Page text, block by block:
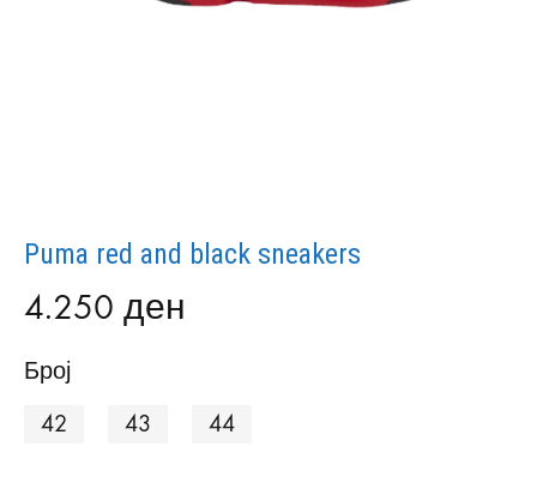
Puma red and black sneakers
4.250 ден
Број
42
43 44